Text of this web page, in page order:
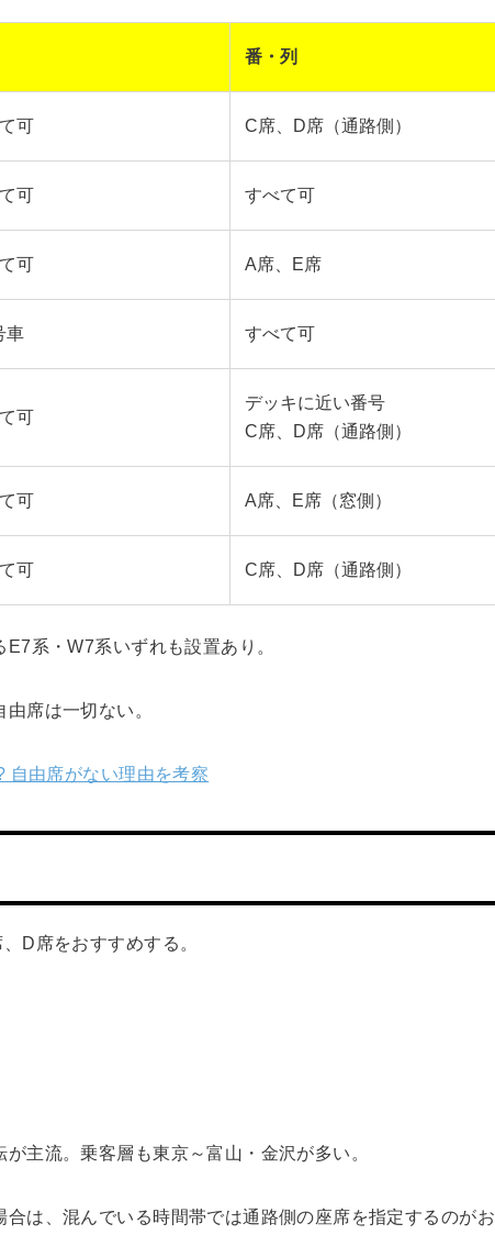
番・列
可 C席、D席（通路側）
可 すべて可
可 A席、E席
車 すべて可
可
デッキに近い番号
C席、D席（通路側）
可 A席、E席（窓側）
可 C席、D席（通路側）
系・W7系いずれも設置あり。
席は一切ない。
自由席がない理由を考察
D席をおすすめする。
主流。乗客層も東京～富山・金沢が多い。
合は、混んでいる時間帯では通路側の座席を指定するのがお